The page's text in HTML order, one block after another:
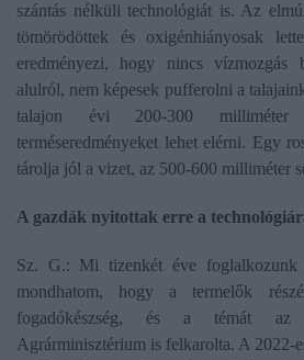
szántás nélküli technológiát is. Az
tömörödöttek és oxigénhiányosak
eredményezi, hogy nincs
alulról, nem képesek pufferolni a
talajon évi 200-300
terméseredményeket lehet elérni. Egy
tárolja jól a vizet, az 500-600 milliméter
A gazdák nyitottak erre a
Sz. G.: Mi tizenkét éve foglalkozunk
mondhatom, hogy a termelők
fogadókészség, és a témát az
Agrárminisztérium is felkarolta. A 2022-